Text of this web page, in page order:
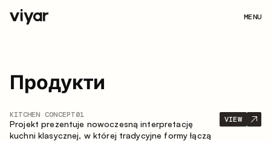
MENU
Продукти
KITCHEN CONCEPT01
Projekt prezentuje nowoczesną interpretację
kuchni klasycznej, w której tradycyjne formy łączą
VIEW